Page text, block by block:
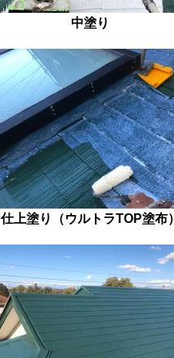
中塗り
仕上塗り（ウルトラTOP塗布）